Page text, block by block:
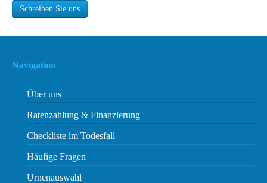
Schreiben Sie uns
Navigation
Über uns
Ratenzahlung & Finanzierung
Checkliste im Todesfall
Häufige Fragen
Urnenauswahl